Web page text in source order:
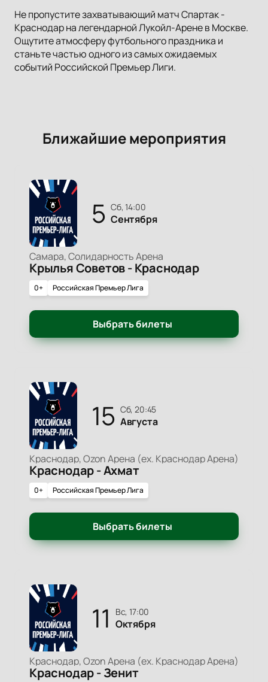
Не пропустите захватывающий матч Спартак -
Краснодар на легендарной Лукойл-Арене в Москве.
Ощутите атмосферу футбольного праздника и
станьте частью одного из самых ожидаемых
событий Российской Премьер Лиги.
Ближайшие мероприятия
5 сб, 14:00
Сентября
Самара, Солидарность Арена
Крылья Советов - Краснодар
0+ Российская Премьер Лига
Выбрать билеты
15 сб, 20:45
Августа
Краснодар, Ozon Арена (ex. Краснодар Арена)
Краснодар - Ахмат
0+ Российская Премьер Лига
Выбрать билеты
11 вс, 17:00
Октября
Краснодар, Ozon Арена (ex. Краснодар Арена)
Краснодар - Зенит